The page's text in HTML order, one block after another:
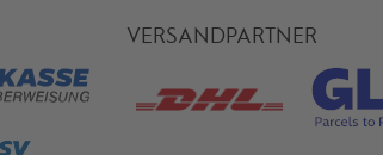
VERSANDPARTNER